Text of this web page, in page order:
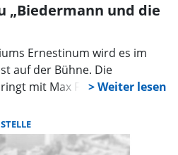
„Biedermann und die
Ernestinum wird es im
auf der Bühne. Die
mit Max Frischs Klassiker
sieben Jahrzehnte nach
von seiner Aktualität verloren